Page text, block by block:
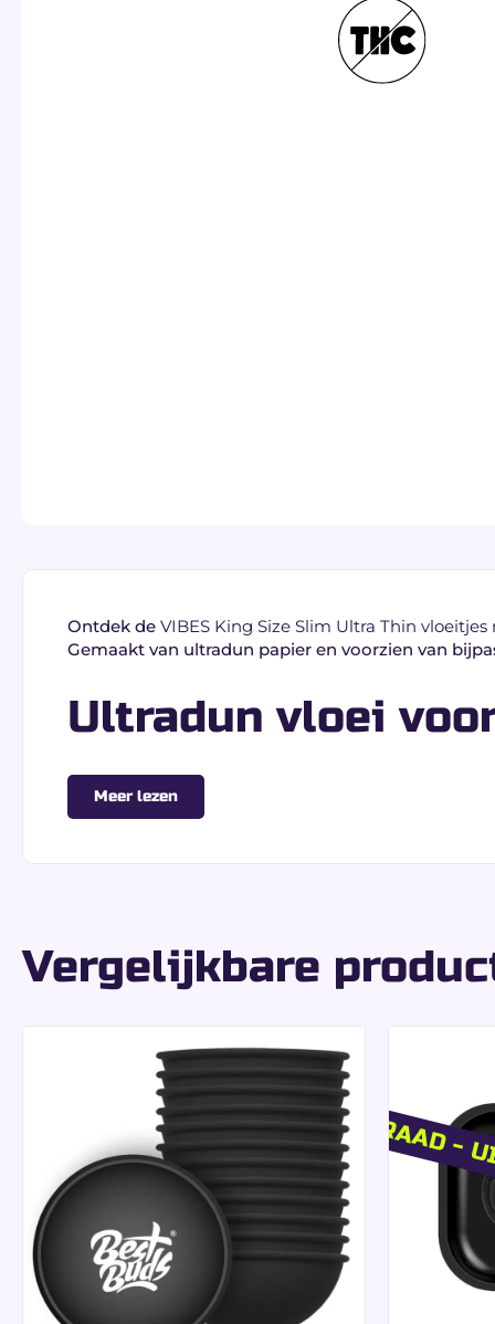
Ontdek de VIBES King Size Slim Ultra Thin
Gemaakt van ultradun papier en voorzien van
Ultradun vloei
Ultra thin papier:
King Size Slim
King Size Slim afmetingen:standaard formaat
Filters inbegrepen:complete gebruiksklare
Gecoördineerde presentatie:gebruiksgemak
Een set ontworpen om je voorbereidingen te
Goed om te weten:Het ultradunne papier
VIBES kwaliteit &
Meer lezen
Vergelijkbare
UIT VOORRAAD